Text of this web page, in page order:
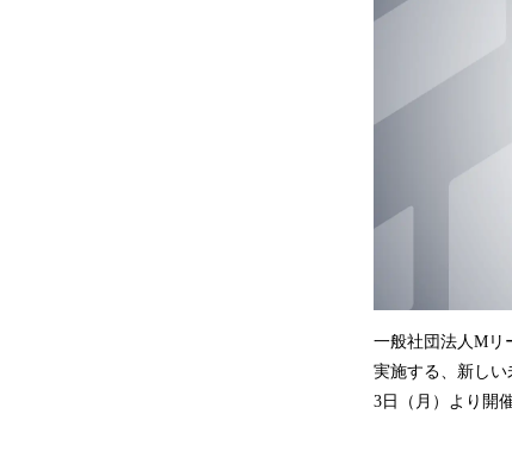
一般社団法人Mリ
実施する、新しい
3日（月）より開